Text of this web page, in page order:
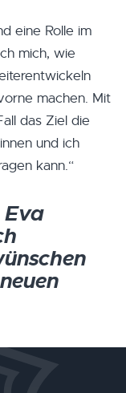
eine Rolle im
mich, wie
machen. Mit
das Ziel die
und ich
kann.“
Eva